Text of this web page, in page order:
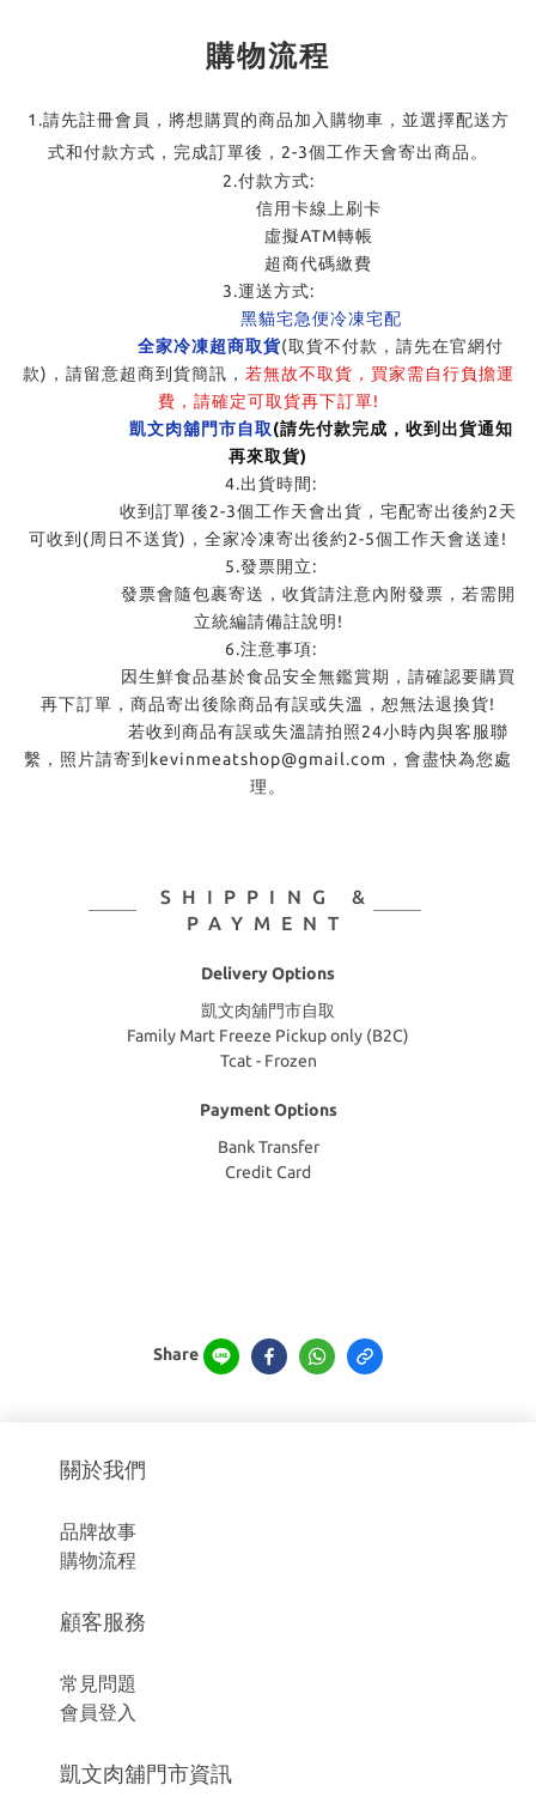
購物流程
1.請先註冊會員，將想購買的商品加入購物車，並選擇配送方
式和付款方式，完成訂單後，2-3個工作天會寄出商品。
2.付款方式:
信用卡線上刷卡
虛擬ATM轉帳
超商代碼繳費
3.運送方式:
黑貓宅急便冷凍宅配
全家冷凍超商取貨(取貨不付款，請先在官網付
款)，請留意超商到貨簡訊， 若無故不取貨，買家需自行負擔運
費，請確定可取貨再下訂單!
凱文肉舖門市自取(請先付款完成，收到出貨通知
再來取貨)
4.出貨時間:
收到訂單後2-3個工作天會出貨，宅配寄出後約2天
可收到(周日不送貨)，全家冷凍寄出後約2-5個工作天會送達!
5.發票開立:
發票會隨包裹寄送，收貨請注意內附發票，若需開
立統編請備註說明!
6.注意事項:
因生鮮食品基於食品安全無鑑賞期，請確認要購買
再下訂單，商品寄出後除商品有誤或失溫，恕無法退換貨!
若收到商品有誤或失溫請拍照24小時內與客服聯
繫，照片請寄到kevinmeatshop@gmail.com，會盡快為您處
理。
SHIPPING &
PAYMENT
Delivery Options
凱文肉舖門市自取
Family Mart Freeze Pickup only (B2C)
Tcat - Frozen
Payment Options
Bank Transfer
Credit Card
Share
關於我們
品牌故事
購物流程
顧客服務
常見問題
會員登入
凱文肉舖門市資訊